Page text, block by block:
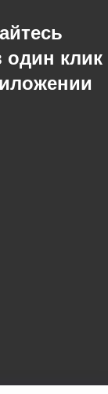
один клик